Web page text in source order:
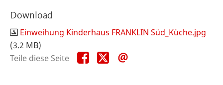
Download
Einweihung Kinderhaus FRANKLIN Süd_Küche.jpg
(3.2 MB)
Teile diese Seite
Teile
diese
Teile
diese